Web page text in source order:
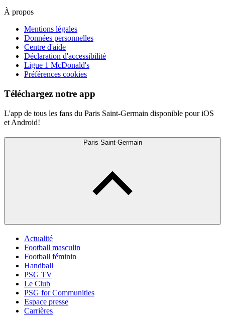
À propos
Mentions légales
Données personnelles
Centre d'aide
Déclaration d'accessibilité
Ligue 1 McDonald's
Préférences cookies
Téléchargez notre app
L'app de tous les fans du Paris Saint-Germain disponible pour iOS
et Android!
Paris Saint-Germain
Actualité
Football masculin
Football féminin
Handball
PSG TV
Le Club
PSG for Communities
Espace presse
Carrières